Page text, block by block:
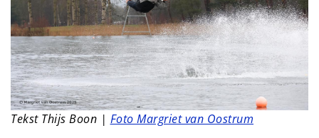
Tekst Thijs Boon | Foto Margriet van Oostrum